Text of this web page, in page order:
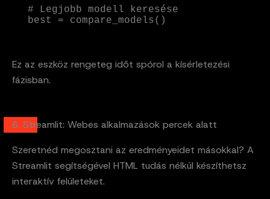
# Legjobb modell keresése
best = compare_models()
Ez az eszköz rengeteg időt spórol a kísérletezési
fázisban.
6. Streamlit: Webes alkalmazások percek alatt
Szeretnéd megosztani az eredményeidet másokkal? A
Streamlit segítségével HTML tudás nélkül készíthetsz
interaktív felületeket.